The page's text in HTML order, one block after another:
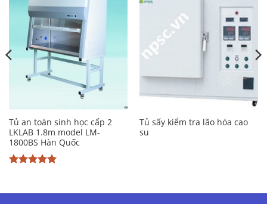
Tủ an toàn sinh học cấp 2
LKLAB 1.8m model LM-
1800BS Hàn Quốc
sao
Wishlist
Tủ sấy kiểm tra lão hóa cao
su